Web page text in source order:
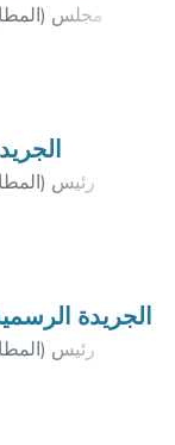
) مجلس
) رئيس
الجريدة الرسمية -
) رئيس